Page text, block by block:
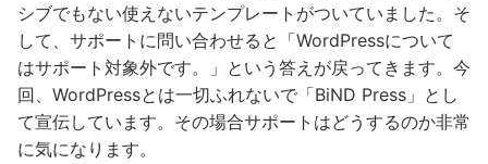
シブでもない使えないテンプレートがついていました。そ
して、サポートに問い合わせると「WordPressについて
はサポート対象外です。」という答えが戻ってきます。今
回、WordPressとは一切ふれないで「BiND Press」とし
て宣伝しています。その場合サポートはどうするのか非常
に気になります。